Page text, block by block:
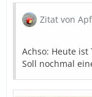
Zitat von
Achso: Heute ist
Soll nochmal